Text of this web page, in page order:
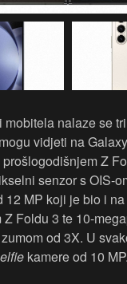
mobitela nalaze se
vidjeti na
Z
senzor s OIS-
12 MP koji je bio i
Foldu 3 te 10-
od 3X. U
kamere od 10 MP.